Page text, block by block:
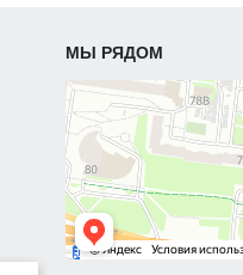
МЫ РЯДОМ